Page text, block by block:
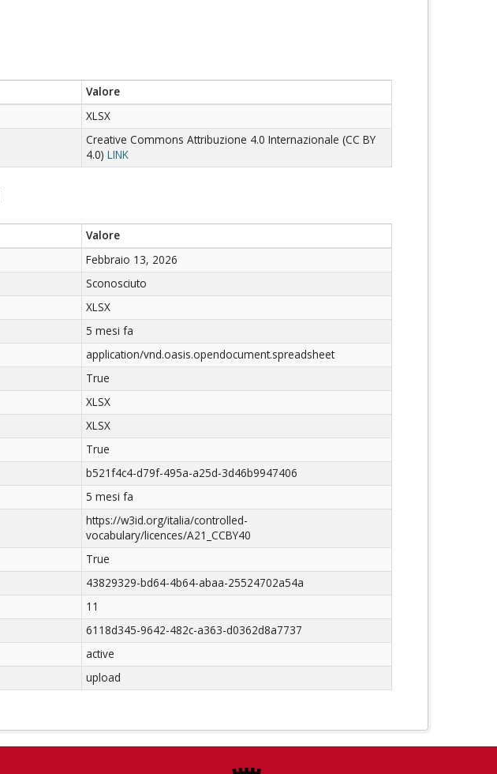
Valore
XLSX
Creative Commons Attribuzione 4.0 Internazionale (CC BY
4.0) LINK
Valore
Febbraio 13, 2026
Sconosciuto
XLSX
5 mesi fa
application/vnd.oasis.opendocument.spreadsheet
True
XLSX
XLSX
True
b521f4c4-d79f-495a-a25d-3d46b9947406
5 mesi fa
https://w3id.org/italia/controlled-
vocabulary/licences/A21_CCBY40
True
43829329-bd64-4b64-abaa-25524702a54a
11
6118d345-9642-482c-a363-d0362d8a7737
active
upload